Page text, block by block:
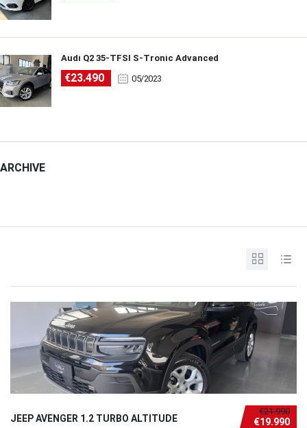
Audi Q2 35-TFSI S-Tronic Advanced
€23.490 05/2023
ARCHIVE
€21.990
€19.990
JEEP AVENGER 1.2 TURBO ALTITUDE